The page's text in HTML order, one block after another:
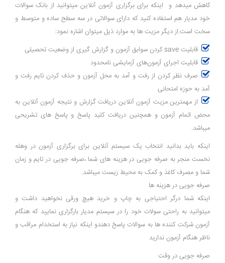
کاهش میدهد و اینکه برای برگزاری آزمون آنلاین میتوانید از بانک سوالات
خود مدیار هم استفاده کنید که دارای سوالاتی در سه سطح ساده و متوسط و
سخت است.از دیگر مزیت ها به موارد ذیل میتوان اشاره نمود:
قابلیت save کردن سوابق آزمون و گزارش گیری از وضعیت تحصیلی
قابلیت اجرای آزمون‌های آزمایشی نامحدود
صرف نظر کردن از رفت و آمد به محل آزمون و حذف کردن تایم رفت و
آمد به حوزه امتحانی
از مهمترین مزیت آزمون آنلاین دریافت گزارش و نتیجه آزمون آنلاین به
محض اتمام آزمون و همچنین دریافت کلید پاسخ و پاسخ های تشریحی
میباشد.
اینکه باید بدانید انتخاب یک سیستم آنلاین برای برگزاری آزمون در وهله
نخست منجر به صرفه جویی در هزینه های شما ،صرفه جویی در تایم و زمان
شما و مصرف کاغذ و کمک به محیط زیست میباشد.
صرفه جویی در هزینه ها
اینکه شما درگر احتیاجی به چاپ و خرید هیچ ورقی نخواهید داشت و
میتوانید به راحتی سولات خود را در سیستم مدیار بارگزاری نمایید که هنگام
آزمون شرکت کننده ها به سوالات پاسخ دهندو اینکه نیاز به استخدام مراقب و
ناظر هنگام آزمون ندارید
صرفه جویی در وقت